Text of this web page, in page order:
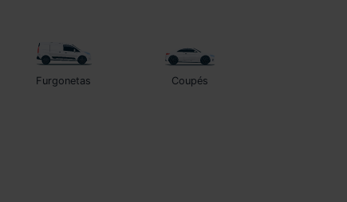
Furgonetas Coupés